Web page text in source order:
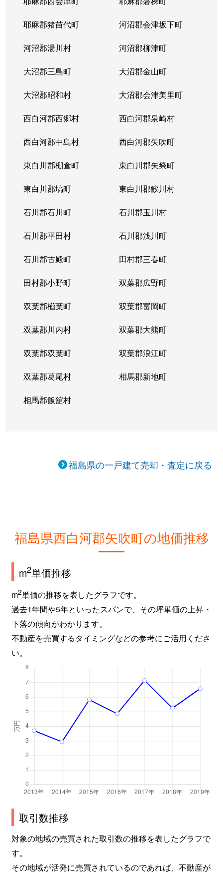
耶麻郡猪苗代町 河沼郡会津坂下町
河沼郡湯川村 河沼郡柳津町
大沼郡三島町 大沼郡金山町
大沼郡昭和村 大沼郡会津美里町
西白河郡西郷村 西白河郡泉崎村
西白河郡中島村 西白河郡矢吹町
東白川郡棚倉町 東白川郡矢祭町
東白川郡塙町 東白川郡鮫川村
石川郡石川町 石川郡玉川村
石川郡平田村 石川郡浅川町
石川郡古殿町 田村郡三春町
田村郡小野町 双葉郡広野町
双葉郡楢葉町 双葉郡富岡町
双葉郡川内村 双葉郡大熊町
双葉郡双葉町 双葉郡浪江町
双葉郡葛尾村 相馬郡新地町
相馬郡飯舘村
福島県の一戸建て売却・査定に戻る
福島県西白河郡矢吹町の地価推移
m2単価推移
m2単価の推移を表したグラフです。
過去1年間や5年といったスパンで、その坪単価の上昇・
下落の傾向がわかります。
不動産を売買するタイミングなどの参考にご活用くださ
い。
取引数推移
対象の地域の売買された取引数の推移を表したグラフで
す。
その地域が活発に売買されているのであれば、不動産が